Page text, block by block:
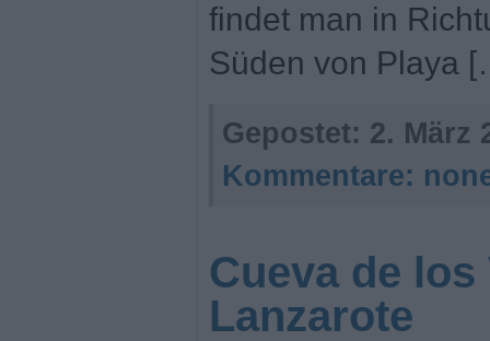
findet man in
Süden von Playa
Gepostet: 2. März
Kommentare:
Cueva de
Lanzarote